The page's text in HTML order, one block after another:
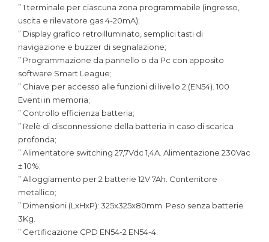
” 1 terminale per ciascuna zona programmabile (ingresso,
uscita e rilevatore gas 4-20mA);
” Display grafico retroilluminato, semplici tasti di
navigazione e buzzer di segnalazione;
” Programmazione da pannello o da Pc con apposito
software Smart League;
” Chiave per accesso alle funzioni di livello 2 (EN54). 100
Eventi in memoria;
” Controllo efficienza batteria;
” Relè di disconnessione della batteria in caso di scarica
profonda;
” Alimentatore switching 27,7Vdc 1,4A. Alimentazione 230Vac
± 10%;
” Alloggiamento per 2 batterie 12V 7Ah. Contenitore
metallico;
” Dimensioni (LxHxP): 325x325x80mm. Peso senza batterie
3Kg.
” Certificazione CPD EN54-2 EN54-4.